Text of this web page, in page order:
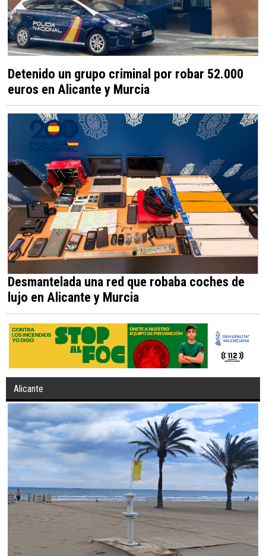
Detenido un grupo criminal por robar 52.000
euros en Alicante y Murcia
Desmantelada una red que robaba coches de
lujo en Alicante y Murcia
Alicante